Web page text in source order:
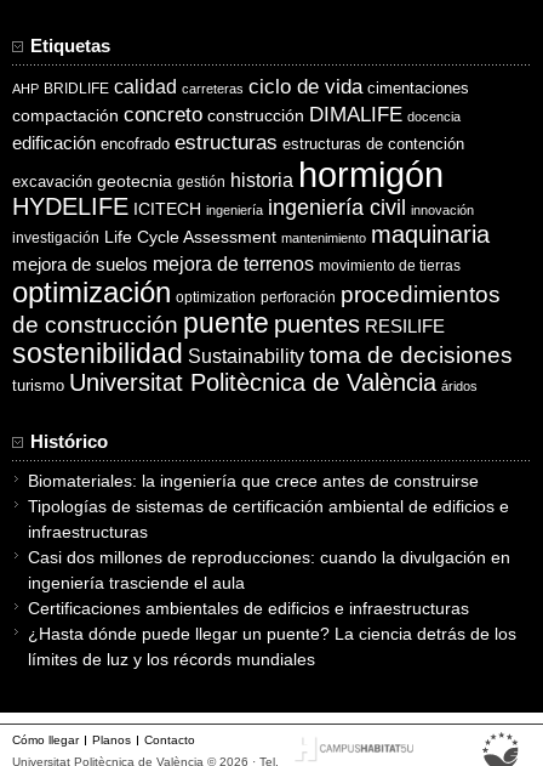
Etiquetas
AHP BRIDLIFE calidad carreteras ciclo de vida cimentaciones
compactación concreto construcción DIMALIFE docencia
edificación encofrado estructuras estructuras de contención
excavación geotecnia gestión historia hormigón
HYDELIFE ICITECH ingeniería ingeniería civil innovación
investigación Life Cycle Assessment mantenimiento maquinaria
mejora de suelos mejora de terrenos movimiento de tierras
optimización optimization perforación procedimientos
de construcción puente puentes RESILIFE
sostenibilidad Sustainability toma de decisiones
turismo Universitat Politècnica de València áridos
Histórico
Biomateriales: la ingeniería que crece antes de construirse
Tipologías de sistemas de certificación ambiental de edificios e
infraestructuras
Casi dos millones de reproducciones: cuando la divulgación en
ingeniería trasciende el aula
Certificaciones ambientales de edificios e infraestructuras
¿Hasta dónde puede llegar un puente? La ciencia detrás de los
límites de luz y los récords mundiales
Cómo llegar Planos
Contacto
Universitat Politècnica de València © 2026 · Tel.